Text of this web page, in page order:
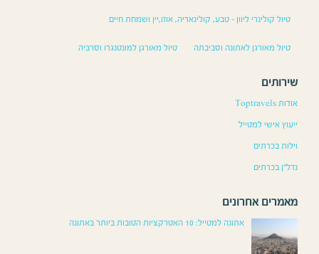
טיול קולינרי ליוון – טבע, קולינאריה, אוזו,יין ושמחת חיים
טיול מאורגן לאתונה וסביבתה טיול מאורגן למונטנגרו וסרביה
שירותים
אודות Toptravels
ייעוץ אישי למטייל
וילות בכרתים
נדל”ן בכרתים
מאמרים אחרונים
אתונה למטייל: 10 האטרקציות הטובות ביותר באתונה